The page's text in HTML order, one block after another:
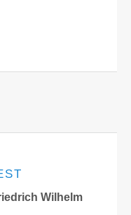
Wilhelm